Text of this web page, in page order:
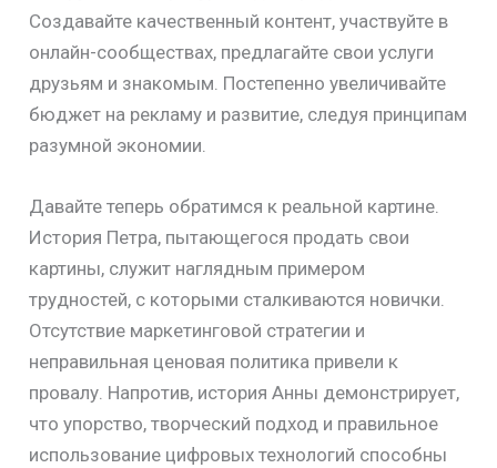
Создавайте качественный контент, участвуйте в
онлайн-сообществах, предлагайте свои услуги
друзьям и знакомым. Постепенно увеличивайте
бюджет на рекламу и развитие, следуя принципам
разумной экономии.
Давайте теперь обратимся к реальной картине.
История Петра, пытающегося продать свои
картины, служит наглядным примером
трудностей, с которыми сталкиваются новички.
Отсутствие маркетинговой стратегии и
неправильная ценовая политика привели к
провалу. Напротив, история Анны демонстрирует,
что упорство, творческий подход и правильное
использование цифровых технологий способны